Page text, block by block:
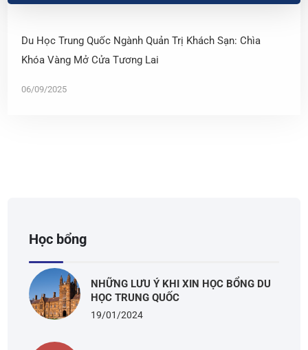
Du Học Trung Quốc Ngành Quản Trị Khách Sạn: Chìa
Khóa Vàng Mở Cửa Tương Lai
06/09/2025
Học bổng
NHỮNG LƯU Ý KHI XIN HỌC BỔNG DU
HỌC TRUNG QUỐC
19/01/2024